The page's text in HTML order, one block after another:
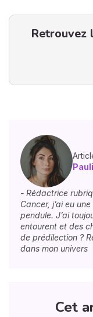
Retrouvez
- Rédactrice
Cancer, j’ai eu
pendule. J’ai
entourent et des
de prédilection ?
dans mon univers
Cet